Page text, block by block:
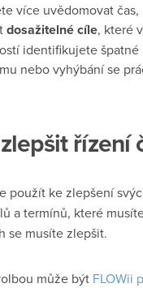
více uvědomovat
dosažitelné cíle, které
identifikujete špatné
nebo vyhýbání se
řízení
použít ke zlepšení
a termínů, které
se musíte zlepšit.
může být FLOWii